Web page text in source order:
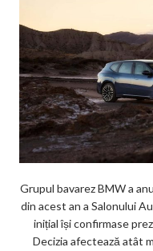
Grupul bavarez BMW a
din acest an a Salonului
inițial își confirmase
Decizia afectează atât